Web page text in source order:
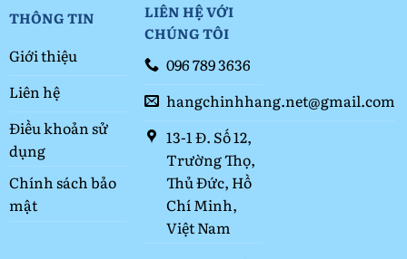
THÔNG TIN
Giới thiệu
Liên hệ
Điều khoản sử
dụng
Chính sách bảo
mật
LIÊN HỆ VỚI
CHÚNG TÔI
096 789 3636
hangchinhhang.net@gmail.com
13-1 Đ. Số 12,
Trường Thọ,
Thủ Đức, Hồ
Chí Minh,
Việt Nam